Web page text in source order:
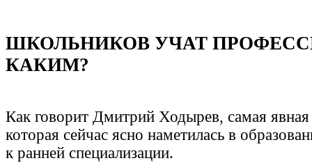
ШКОЛЬНИКОВ УЧАТ
КАКИМ?
Как говорит Дмитрий Ходырев, самая явная
которая сейчас ясно наметилась в
к ранней специализации.